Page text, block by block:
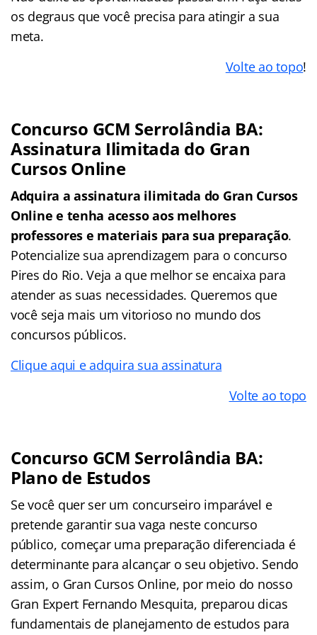
os degraus que você precisa para atingir a sua
meta.
Volte ao topo!
Concurso GCM Serrolândia BA:
Assinatura Ilimitada do Gran
Cursos Online
Adquira a assinatura ilimitada do Gran Cursos
Online e tenha acesso aos melhores
professores e materiais para sua preparação.
Potencialize sua aprendizagem para o concurso
Pires do Rio. Veja a que melhor se encaixa para
atender as suas necessidades. Queremos que
você seja mais um vitorioso no mundo dos
concursos públicos.
Clique aqui e adquira sua assinatura
Volte ao topo
Concurso GCM Serrolândia BA:
Plano de Estudos
Se você quer ser um concurseiro imparável e
pretende garantir sua vaga neste concurso
público, começar uma preparação diferenciada é
determinante para alcançar o seu objetivo. Sendo
assim, o Gran Cursos Online, por meio do nosso
Gran Expert Fernando Mesquita, preparou dicas
fundamentais de planejamento de estudos para